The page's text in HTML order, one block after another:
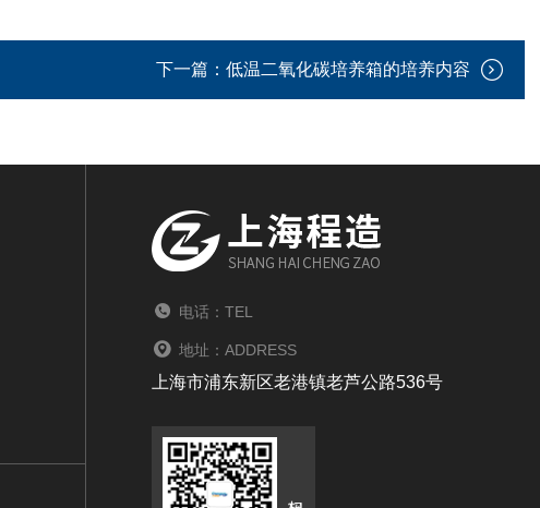
下一篇： 低温二氧化碳培养箱的培养内容
电话：TEL
地址：ADDRESS
上海市浦东新区老港镇老芦公路536号